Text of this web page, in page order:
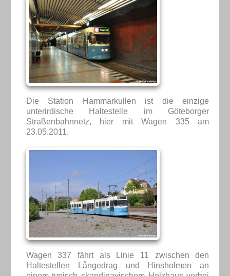
Die Station Hammarkullen ist die einzige
unterirdische Haltestelle im Göteborger
Straßenbahnnetz, hier mit Wagen 335 am
23.05.2011.
Wagen 337 fährt als Linie 11 zwischen den
Haltestellen Långedrag und Hinsholmen an